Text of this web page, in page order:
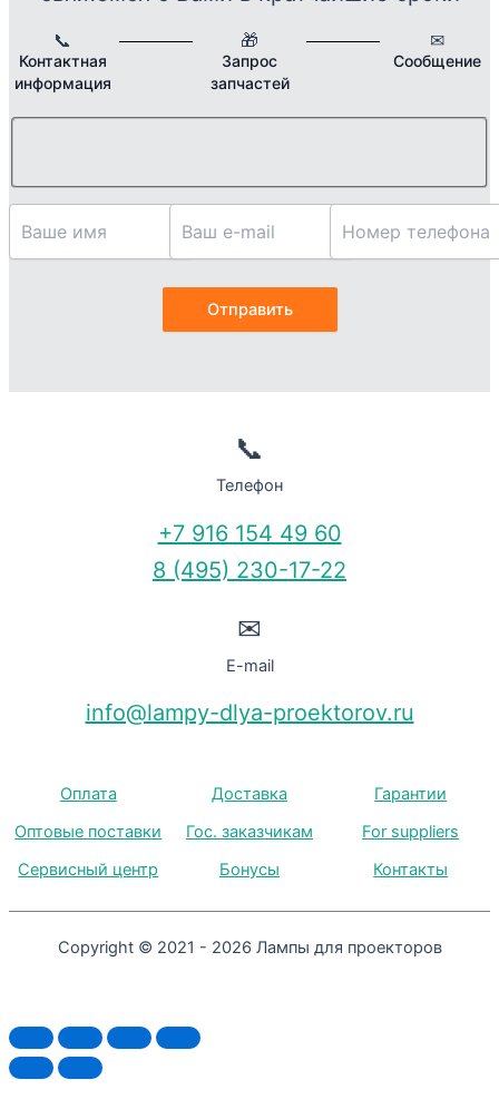
📞
Контактная
информация
🎁
Запрос
запчастей
✉
Сообщение
📞
Телефон
+7 916 154 49 60
8 (495) 230-17-22
✉
E-mail
info@lampy-dlya-proektorov.ru
Оплата Доставка
Гарантии
Оптовые поставки
Гос. заказчикам
For suppliers
Сервисный центр
Бонусы Контакты
Copyright © 2021 - 2026 Лампы для проекторов